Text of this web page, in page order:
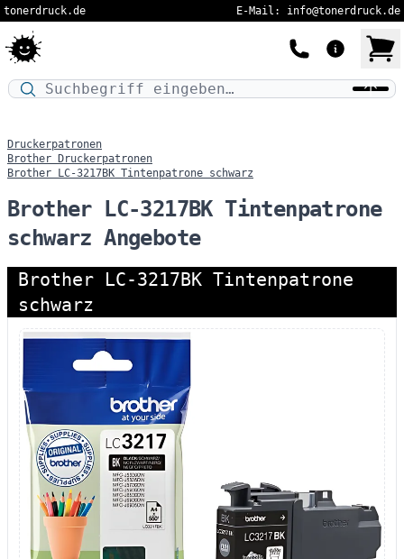
tonerdruck.de E-Mail: info@tonerdruck.de
Druckermodell oder Produktnamen eingeben…
Druckerpatronen
Brother Druckerpatronen
Brother LC-3217BK Tintenpatrone schwarz
Brother LC-3217BK Tintenpatrone
schwarz Angebote
Brother LC-3217BK Tintenpatrone
schwarz